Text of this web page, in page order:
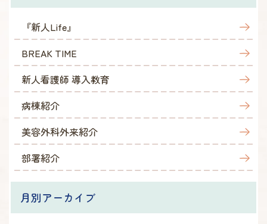
『新人Life』
BREAK TIME
新人看護師 導入教育
病棟紹介
美容外科外来紹介
部署紹介
月別アーカイブ